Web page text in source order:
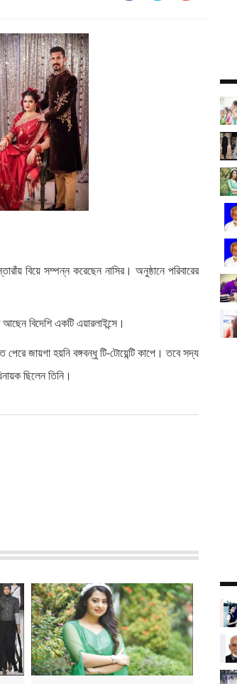
বিয়ে সম্পন্ন করেছেন নাসির। অনুষ্ঠানে পরিবারের
বিদেশি একটি এয়ারলাইন্সে।
জায়গা হয়নি বঙ্গবন্ধু টি-টোয়েন্টি কাপে। তবে সদ্য
ছিলেন তিনি।